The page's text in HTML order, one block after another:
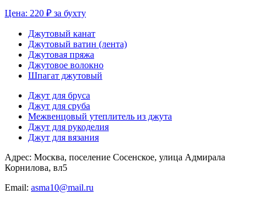
Цена: 220 ₽ за бухту
Джутовый канат
Джутовый ватин (лента)
Джутовая пряжа
Джутовое волокно
Шпагат джутовый
Джут для бруса
Джут для сруба
Межвенцовый утеплитель из джута
Джут для рукоделия
Джут для вязания
Адрес: Москва, поселение Сосенское, улица Адмирала
Корнилова, вл5
Email: asma10@mail.ru